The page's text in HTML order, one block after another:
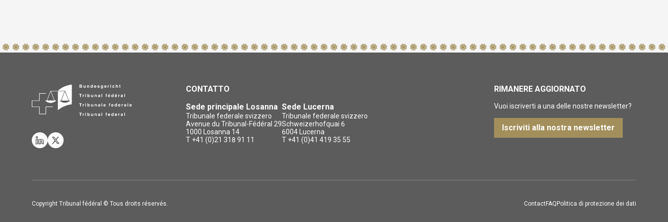
CONTATTO
Sede principale Losanna
Tribunale federale svizzero
Avenue du Tribunal-Fédéral 29
1000 Losanna 14
T +41 (0)21 318 91 11
Sede Lucerna
Tribunale federale svizzero
Schweizerhofquai 6
6004 Lucerna
T +41 (0)41 419 35 55
RIMANERE AGGIORNATO
Vuoi iscriverti a una delle nostre newsletter?
Iscriviti alla nostra newsletter
Copyright Tribunal fédéral © Tous droits réservés. Contact FAQ Politica di protezione dei dati